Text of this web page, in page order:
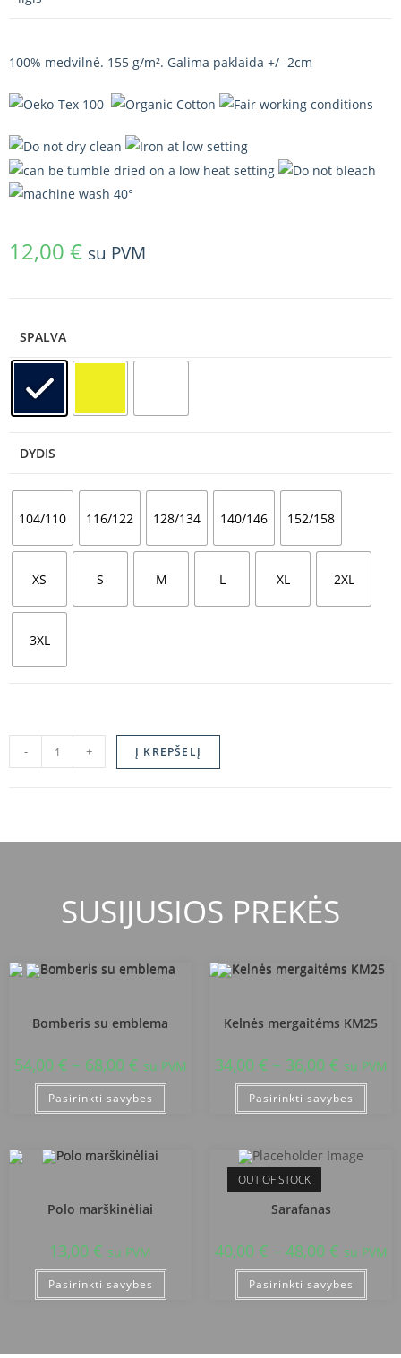
100% medvilnė. 155 g/m². Galima paklaida +/- 2cm
12,00 € su PVM
SPALVA
DYDIS
104/110 116/122 128/134 140/146 152/158
XS S M L XL 2XL
3XL
- + Į KREPŠELĮ
SUSIJUSIOS PREKĖS
Bomberis su emblema
54,00 € – 68,00 € su PVM
Pasirinkti savybes
Kelnės mergaitėms KM25
34,00 € – 36,00 € su PVM
Pasirinkti savybes
Polo marškinėliai
13,00 € su PVM
Pasirinkti savybes
OUT OF STOCK
Alytaus Šaltinių progimnazija
Sarafanas
40,00 € – 48,00 € su PVM
Pasirinkti savybes